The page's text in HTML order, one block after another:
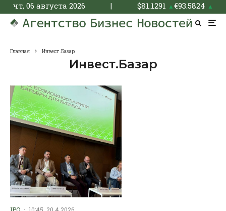
чт, 06 августа 2026 | $81.1291 ▲€93.5824 ▲
Главная Инвест.Базар
Инвест.Базар
IPO · 10:45, 20.4.2026